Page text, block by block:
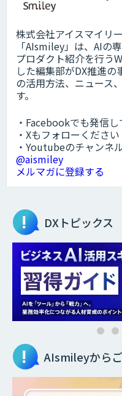
株式会社アイスマイリ
「AIsmiley」は、AIの
プロダクト紹介を行う
した編集部がDX推進
の活用方法、ニュース
す。
・Facebookでも発信
・Xもフォローください
・Youtubeのチャンネ
@aismiley
メルマガに登録する
DXトピックス
AIsmileyから